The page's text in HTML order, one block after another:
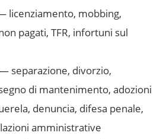
licenziamento, mobbing,
pagati, TFR, infortuni sul
separazione, divorzio,
di mantenimento, adozioni
denuncia, difesa penale,
amministrative